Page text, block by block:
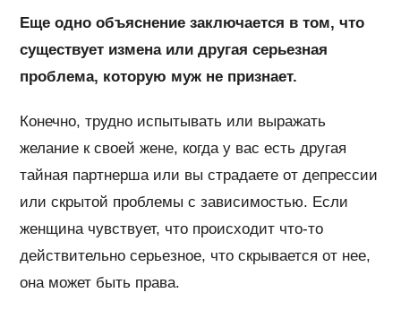
Еще одно объяснение заключается в том, что
существует измена или другая серьезная
проблема, которую муж не признает.
Конечно, трудно испытывать или выражать
желание к своей жене, когда у вас есть другая
тайная партнерша или вы страдаете от депрессии
или скрытой проблемы с зависимостью. Если
женщина чувствует, что происходит что-то
действительно серьезное, что скрывается от нее,
она может быть права.